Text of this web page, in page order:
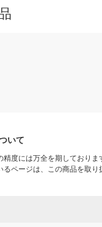
いて
精度には万全を期しており
るページは、この商品を取